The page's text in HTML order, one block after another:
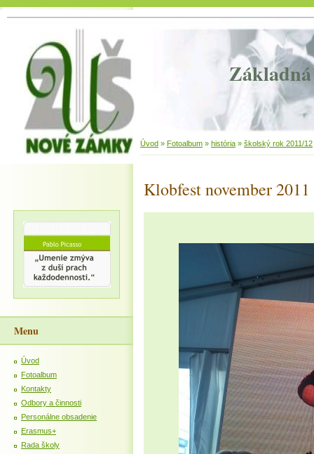
Základná
Úvod » Fotoalbum » história » školský rok 2011/12
Klobfest november 2011
Menu
Úvod
Fotoalbum
Kontakty
Odbory a činnosti
Personálne obsadenie
Erasmus+
Rada školy